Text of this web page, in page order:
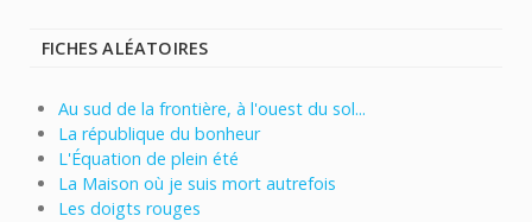
FICHES ALÉATOIRES
Au sud de la frontière, à l'ouest du sol...
La république du bonheur
L'Équation de plein été
La Maison où je suis mort autrefois
Les doigts rouges